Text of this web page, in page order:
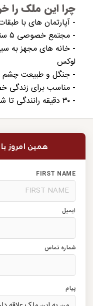
چرا این ملک را
- آپارتمان های با
- مجتمع خصوصی ۵ ستاره با امکانات اجتماعی عالی
- خانه های مجهز به
لوکس
- جنگل و طبیعت چشم
- مناسب برای زندگی
- ۳۰ دقیقه رانندگی تا شیشلی و تکسیم
همین امروز
FIRST NAME
ایمیل
شماره تماس
پیام